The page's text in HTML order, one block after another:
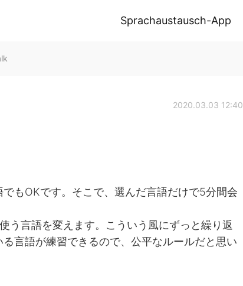
Sprachaustausch-App
2020.03.03 12:40
もOKです。そこで、選んだ言語だけで5分間会
う言語を変えます。こういう風にずっと繰り返
言語が練習できるので、公平なルールだと思い